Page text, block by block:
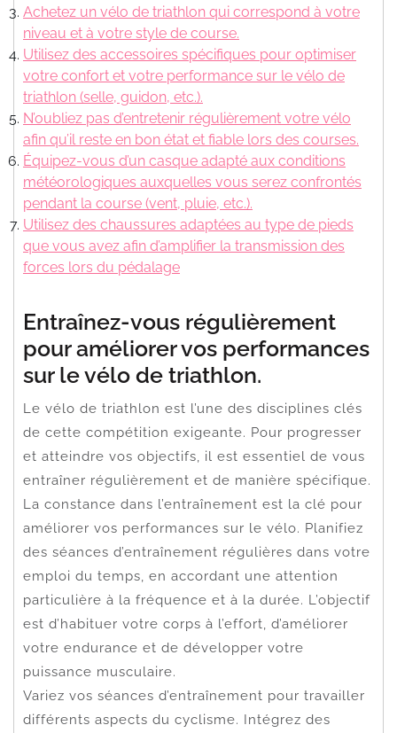
Achetez un vélo de triathlon qui correspond à votre
niveau et à votre style de course.
Utilisez des accessoires spécifiques pour optimiser
votre confort et votre performance sur le vélo de
triathlon (selle, guidon, etc.).
N’oubliez pas d’entretenir régulièrement votre vélo
afin qu’il reste en bon état et fiable lors des courses.
Équipez-vous d’un casque adapté aux conditions
météorologiques auxquelles vous serez confrontés
pendant la course (vent, pluie, etc.).
Utilisez des chaussures adaptées au type de pieds
que vous avez afin d’amplifier la transmission des
forces lors du pédalage
Entraînez-vous régulièrement
pour améliorer vos performances
sur le vélo de triathlon.
Le vélo de triathlon est l’une des disciplines clés
de cette compétition exigeante. Pour progresser
et atteindre vos objectifs, il est essentiel de vous
entraîner régulièrement et de manière spécifique.
La constance dans l’entraînement est la clé pour
améliorer vos performances sur le vélo. Planifiez
des séances d’entraînement régulières dans votre
emploi du temps, en accordant une attention
particulière à la fréquence et à la durée. L’objectif
est d’habituer votre corps à l’effort, d’améliorer
votre endurance et de développer votre
puissance musculaire.
Variez vos séances d’entraînement pour travailler
différents aspects du cyclisme. Intégrez des